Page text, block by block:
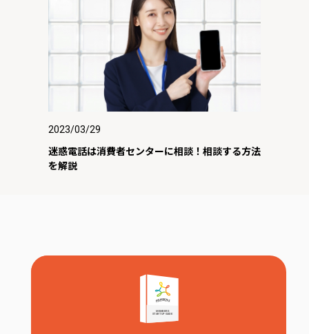
2023/03/29
迷惑電話は消費者センターに相談！相談する方法
を解説